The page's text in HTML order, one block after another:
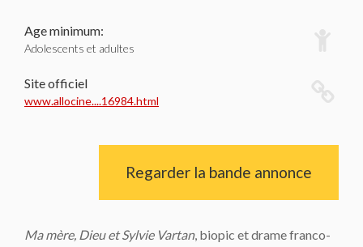
Age minimum:
Adolescents et adultes
Site officiel
www.allocine....16984.html
Regarder la bande annonce
Ma mère, Dieu et Sylvie Vartan, biopic et drame franco-